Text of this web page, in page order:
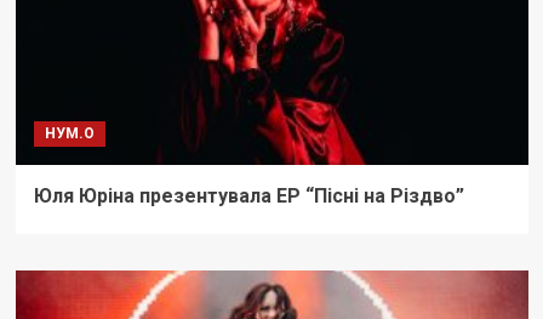
НУМ.О
Юля Юріна презентувала ЕР “Пісні на Різдво”